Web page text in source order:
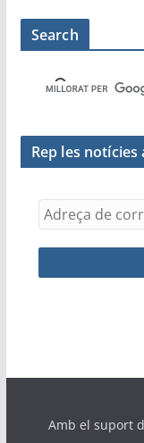
k
Search
Rep les
Amb el suport